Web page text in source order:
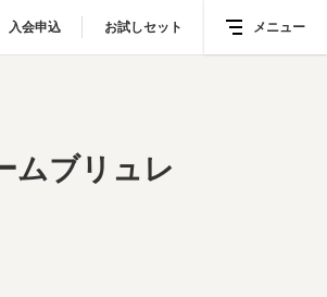
入会申込 お試しセット メニュー
入会申込 お試しセット メニュー
ムブリュレ